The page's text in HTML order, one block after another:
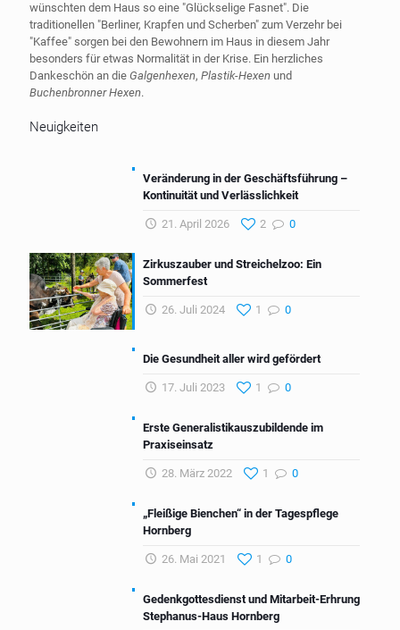
wünschten dem Haus so eine "Glückselige Fasnet". Die
traditionellen "Berliner, Krapfen und Scherben" zum Verzehr bei
"Kaffee" sorgen bei den Bewohnern im Haus in diesem Jahr
besonders für etwas Normalität in der Krise. Ein herzliches
Dankeschön an die Galgenhexen, Plastik-Hexen und
Buchenbronner Hexen.
Neuigkeiten
Veränderung in der Geschäftsführung –
Kontinuität und Verlässlichkeit
21. April 2026 0
2
Zirkuszauber und Streichelzoo: Ein
Sommerfest
26. Juli 2024 0
1
Die Gesundheit aller wird gefördert
17. Juli 2023 0
1
Erste Generalistikauszubildende im
Praxiseinsatz
28. März 2022 0
1
„Fleißige Bienchen“ in der Tagespflege
Hornberg
26. Mai 2021 0
1
Gedenkgottesdienst und Mitarbeit-Erhrung
Stephanus-Haus Hornberg